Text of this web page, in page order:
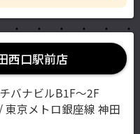
西口駅前店
バナビルB1F～2F
東京メトロ銀座線 神田